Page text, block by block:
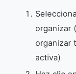
organizar
organizar
activa)